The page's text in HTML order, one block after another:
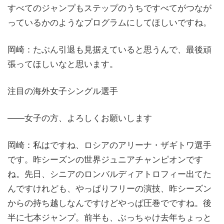
すべてのジャンプもステップのうちですべてがつなが
っているかのようなプログラムにしてほしいですね。
岡崎：たぶん引退も見据えていると思うんで、最後頑
張ってほしいなと思います。
注目の海外女子シングル選手
——女子の方、よろしくお願いします
岡崎：私はですね、ロシアのアリーナ・ザギトワ選手
です。昨シーズンの世界ジュニアチャンピオンです
ね。先日、シニアのロンバルディアトロフィー出てた
んですけれども、やっぱりフリーの演技、昨シーズン
からの持ち越しなんですけどやっぱ圧巻でですね。後
半に七本ジャンプ。前半も、ぶっちゃけ去年ちょっと